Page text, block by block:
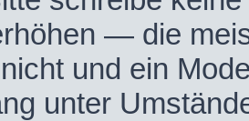
— die
und ein
unter